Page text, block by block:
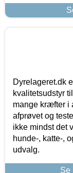
Dyrelageret.dk
kvalitetsudstyr
mange kræfter i
afprøvet og
ikke mindst det
hunde-, katte-,
udvalg.
Se